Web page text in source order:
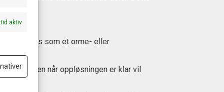
aktiv
brukes som et orme- eller
men når oppløsningen er klar vil
daglig.